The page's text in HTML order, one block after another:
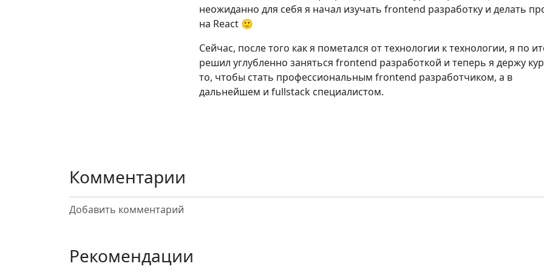
неожиданно для себя я начал изучать frontend разработку и делать
на React 🙂
Сейчас, после того как я пометался от технологии к технологии, я по
решил углубленно заняться frontend разработкой и теперь я держу
то, чтобы стать профессиональным frontend разработчиком, а в
дальнейшем и fullstack специалистом.
Комментарии
Добавить комментарий
Рекомендации